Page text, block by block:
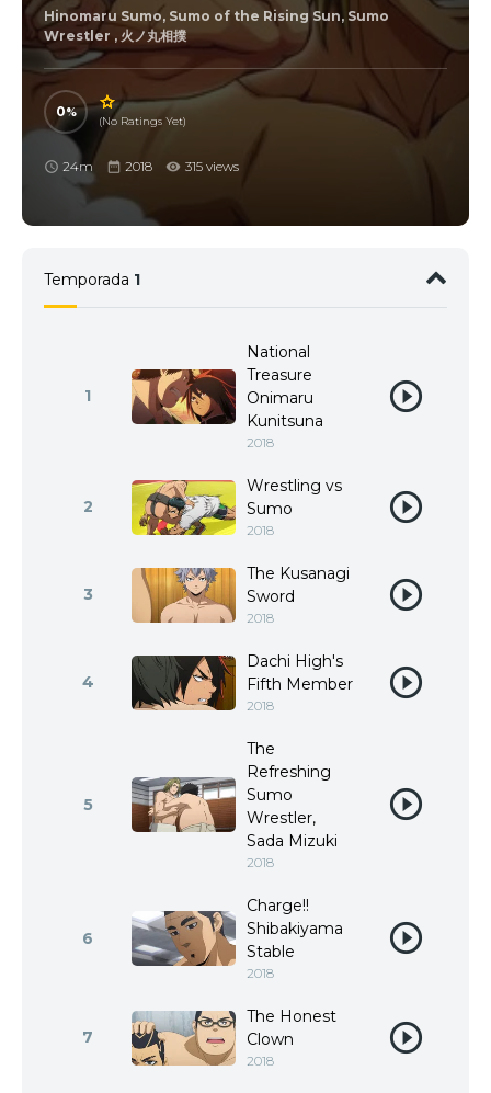
Hinomaru Sumo, Sumo of the Rising Sun, Sumo
Wrestler , 火ノ丸相撲
0
(No Ratings Yet)
24m 2018 315 views
Temporada 1
1
National
Treasure
Onimaru
Kunitsuna
2018
2
Wrestling vs
Sumo
2018
3
The Kusanagi
Sword
2018
4
Dachi High's
Fifth Member
2018
5
The
Refreshing
Sumo
Wrestler,
Sada Mizuki
2018
6
Charge!!
Shibakiyama
Stable
2018
7
The Honest
Clown
2018